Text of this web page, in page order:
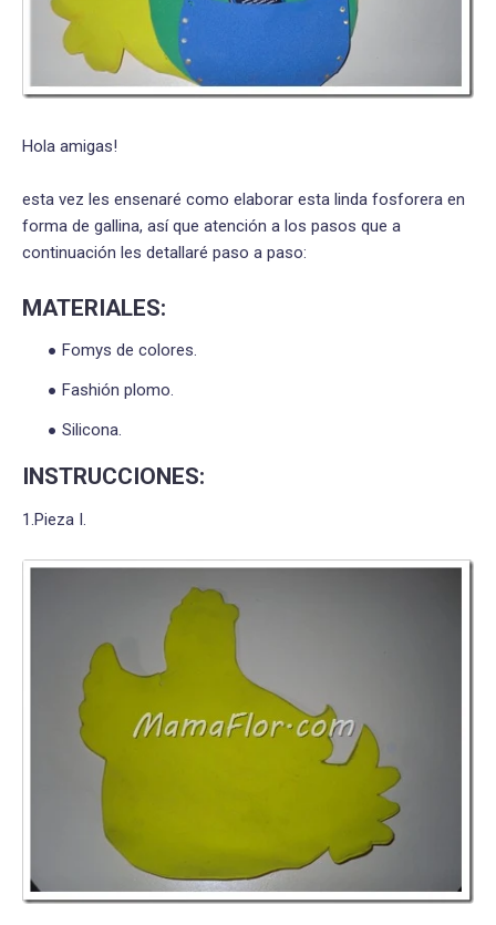
Hola amigas!
esta vez les ensenaré como elaborar esta linda fosforera en
forma de gallina, así que atención a los pasos que a
continuación les detallaré paso a paso:
MATERIALES:
Fomys de colores.
Fashión plomo.
Silicona.
INSTRUCCIONES:
1.Pieza I.